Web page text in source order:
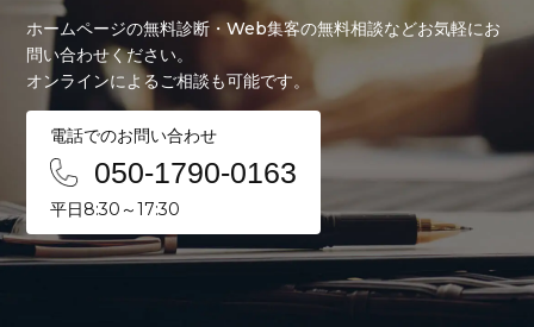
ホームページの無料診断・Web集客の無料相談などお気軽にお
問い合わせください。
オンラインによるご相談も可能です。
電話でのお問い合わせ
050-1790-0163
平日8:30～17:30